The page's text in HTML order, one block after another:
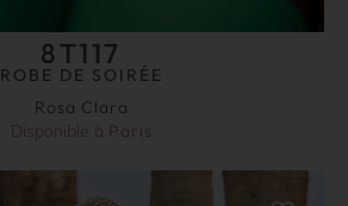
8T117
ROBE DE SOIRÉE
Rosa Clara
Disponible à Paris